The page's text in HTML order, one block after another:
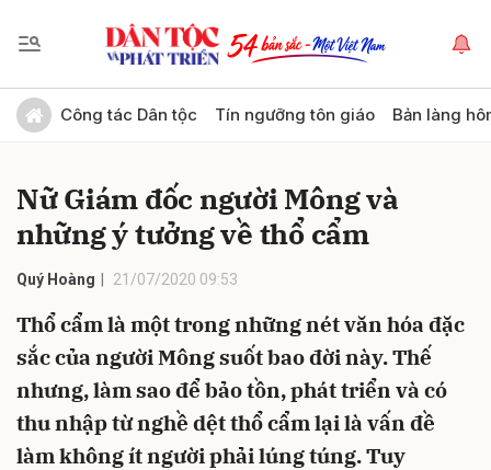
Công tác Dân tộc Tín ngưỡng tôn giáo Bản làng
Nữ Giám đốc người Mông và
những ý tưởng về thổ cẩm
Quý Hoàng 21/07/2020 09:53
Thổ cẩm là một trong những nét văn hóa đặc
sắc của người Mông suốt bao đời này. Thế
nhưng, làm sao để bảo tồn, phát triển và có
thu nhập từ nghề dệt thổ cẩm lại là vấn đề
làm không ít người phải lúng túng. Tuy
Gửi bình luận
Hủy Gửi